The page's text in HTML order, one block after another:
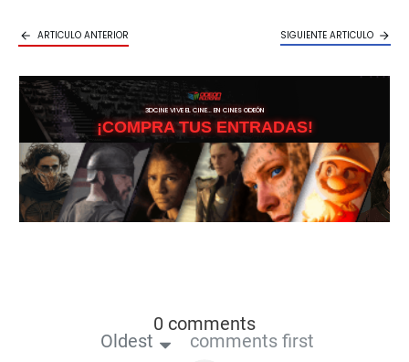
ARTICULO ANTERIOR SIGUIENTE ARTICULO
3DCINE VIVE EL CINE… EN CINES ODEÓN
¡COMPRA TUS ENTRADAS!
0 comments
Oldest comments first